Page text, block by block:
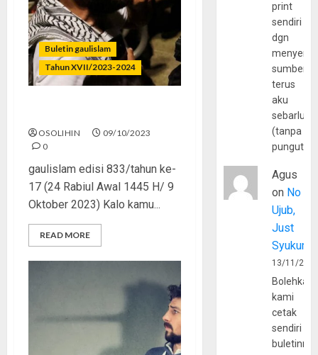
Buletin gaulislam
Tahun XVII/2023-2024
OSOLIHIN
09/10/2023
0
gaulislam edisi 833/tahun ke-
17 (24 Rabiul Awal 1445 H/ 9
Oktober 2023) Kalo kamu...
READ MORE
print
sendiri
dgn
sumber
terus
aku
(tanpa
Agus
on No
Ujub,
Just
Syukur
13/11/
Bolehkah
kami
cetak
sendiri